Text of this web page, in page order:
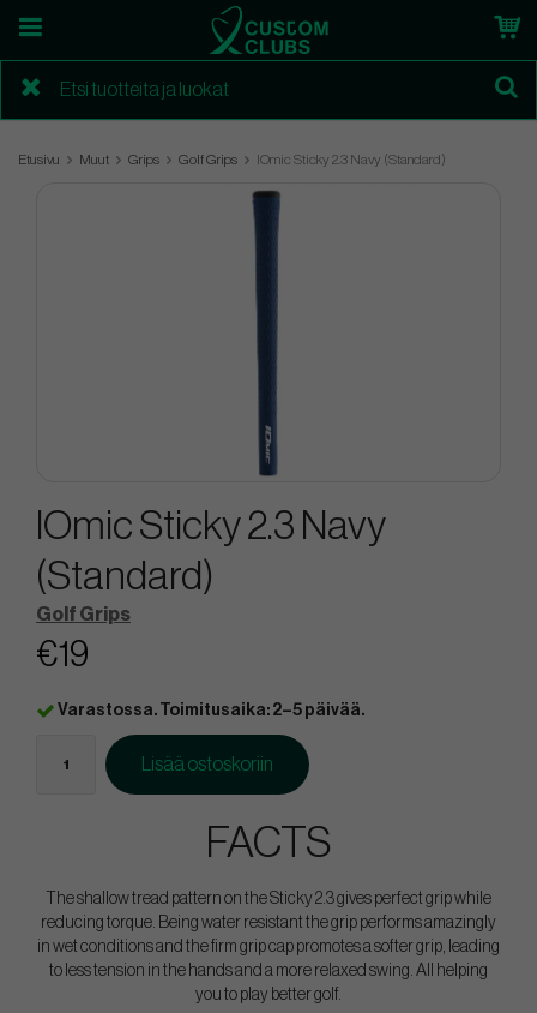
Etusivu Muut Grips Golf Grips IOmic Sticky 2.3 Navy (Standard)
IOmic Sticky 2.3 Navy
(Standard)
Golf Grips
€19
Varastossa. Toimitusaika: 2–5 päivää.
Lisää ostoskoriin
FACTS
The shallow tread pattern on the Sticky 2.3 gives perfect grip while
reducing torque. Being water resistant the grip performs amazingly
in wet conditions and the firm grip cap promotes a softer grip, leading
to less tension in the hands and a more relaxed swing. All helping
you to play better golf.